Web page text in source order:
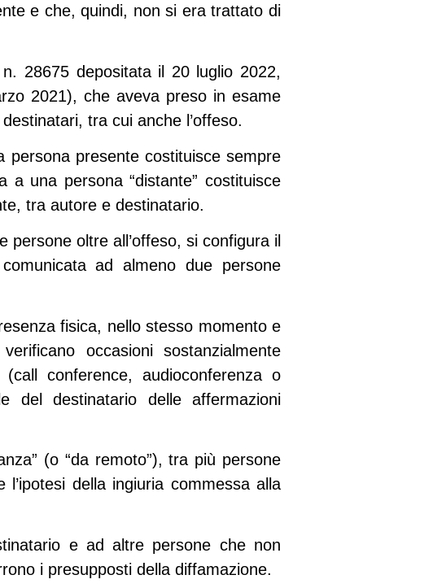
e che, quindi, non si era trattato di
28675 depositata il 20 luglio 2022,
2021), che aveva preso in esame
tra cui anche l’offeso.
persona presente costituisce sempre
a una persona “distante” costituisce
tra autore e destinatario.
oltre all’offeso, si configura il
ad almeno due persone
fisica, nello stesso momento e
occasioni sostanzialmente
conference, audioconferenza o
del destinatario delle affermazioni
(o “da remoto”), tra più persone
della ingiuria commessa alla
e ad altre persone che non
i presupposti della diffamazione.